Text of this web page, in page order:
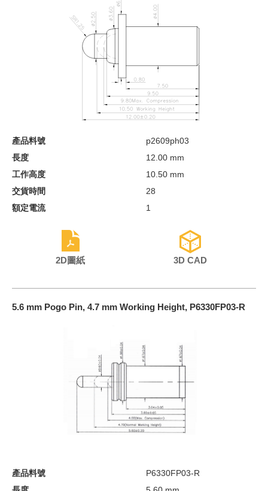
產品料號
p2609ph03
長度
12.00 mm
工作高度
10.50 mm
交貨時間
28
額定電流
1
2D圖紙 3D CAD
5.6 mm Pogo Pin, 4.7 mm Working Height, P6330FP03-R
產品料號
P6330FP03-R